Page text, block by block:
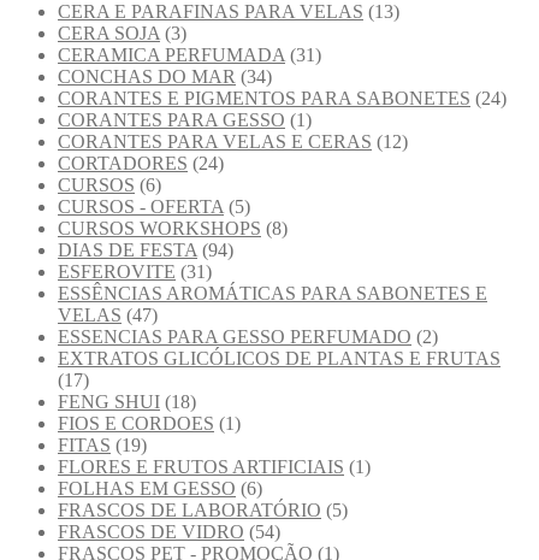
CERA E PARAFINAS PARA VELAS (13)
CERA SOJA (3)
CERAMICA PERFUMADA (31)
CONCHAS DO MAR (34)
CORANTES E PIGMENTOS PARA SABONETES (24)
CORANTES PARA GESSO (1)
CORANTES PARA VELAS E CERAS (12)
CORTADORES (24)
CURSOS (6)
CURSOS - OFERTA (5)
CURSOS WORKSHOPS (8)
DIAS DE FESTA (94)
ESFEROVITE (31)
ESSÊNCIAS AROMÁTICAS PARA SABONETES E
VELAS (47)
ESSENCIAS PARA GESSO PERFUMADO (2)
EXTRATOS GLICÓLICOS DE PLANTAS E FRUTAS
(17)
FENG SHUI (18)
FIOS E CORDOES (1)
FITAS (19)
FLORES E FRUTOS ARTIFICIAIS (1)
FOLHAS EM GESSO (6)
FRASCOS DE LABORATÓRIO (5)
FRASCOS DE VIDRO (54)
FRASCOS PET - PROMOÇÃO (1)